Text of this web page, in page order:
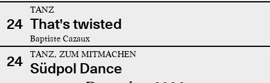
24
TANZ
That's twisted
Baptiste Cazaux
24 TANZ, ZUM MITMACHEN
Südpol Dance